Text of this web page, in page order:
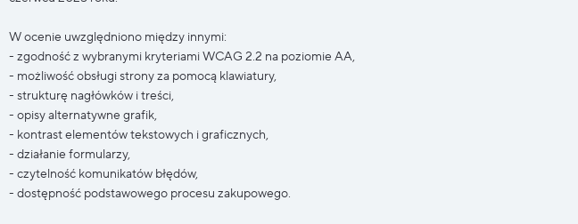
W ocenie uwzględniono między innymi:
- zgodność z wybranymi kryteriami WCAG 2.2 na poziomie AA,
- możliwość obsługi strony za pomocą klawiatury,
- strukturę nagłówków i treści,
- opisy alternatywne grafik,
- kontrast elementów tekstowych i graficznych,
- działanie formularzy,
- czytelność komunikatów błędów,
- dostępność podstawowego procesu zakupowego.